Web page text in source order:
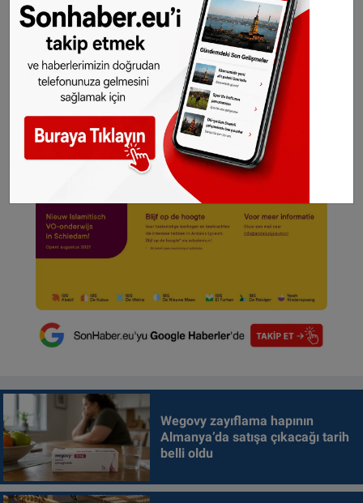
Wegovy zayıflama hapının
Almanya’da satışa çıkacağı tarih
belli oldu